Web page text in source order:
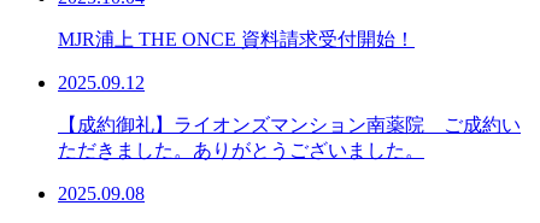
MJR浦上 THE ONCE 資料請求受付開始！
2025.09.12
【成約御礼】ライオンズマンション南薬院 ご成約い
ただきました。ありがとうございました。
2025.09.08